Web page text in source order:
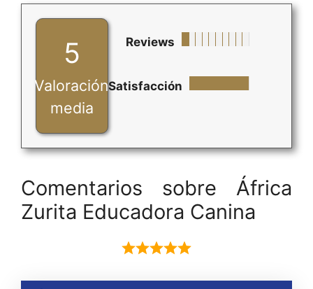
5
Valoración
media
Reviews
Satisfacción
Comentarios sobre África
Zurita Educadora Canina